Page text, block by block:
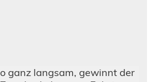
o ganz langsam, gewinnt der